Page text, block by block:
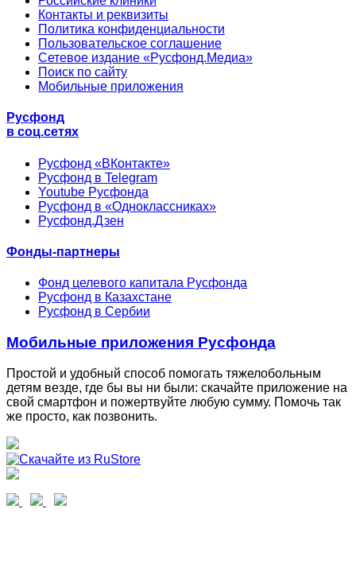
Контакты и реквизиты
Политика конфиденциальности
Пользовательское соглашение
Сетевое издание «Русфонд.Медиа»
Поиск по сайту
Мобильные приложения
Русфонд
в соц.сетях
Русфонд «ВКонтакте»
Русфонд в Telegram
Youtube Русфонда
Русфонд в «Одноклассниках»
Русфонд.Дзен
Фонды-партнеры
Фонд целевого капитала Русфонда
Русфонд в Казахстане
Русфонд в Сербии
Мобильные приложения Русфонда
Простой и удобный способ помогать тяжелобольным
детям везде, где бы вы ни были: скачайте приложение на
свой смартфон и пожертвуйте любую сумму. Помочь так
же просто, как позвонить.